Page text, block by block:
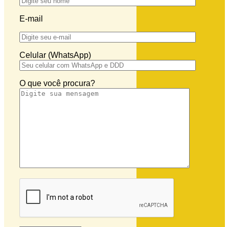
E-mail
Celular (WhatsApp)
O que você procura?